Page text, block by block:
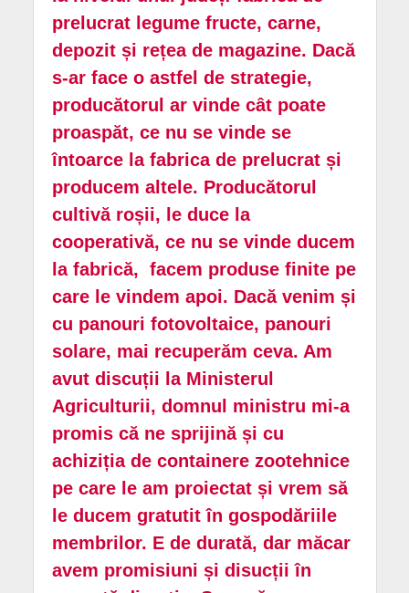
prelucrat legume fructe, carne,
depozit și rețea de magazine. Dacă
s-ar face o astfel de strategie,
producătorul ar vinde cât poate
proaspăt, ce nu se vinde se
întoarce la fabrica de prelucrat și
producem altele. Producătorul
cultivă roșii, le duce la
cooperativă, ce nu se vinde ducem
la fabrică, facem produse finite pe
care le vindem apoi. Dacă venim și
cu panouri fotovoltaice, panouri
solare, mai recuperăm ceva. Am
avut discuții la Ministerul
Agriculturii, domnul ministru mi-a
promis că ne sprijină și cu
achiziția de containere zootehnice
pe care le am proiectat și vrem să
le ducem gratutit în gospodăriile
membrilor. E de durată, dar măcar
avem promisiuni și disucții în